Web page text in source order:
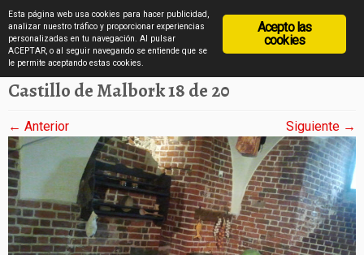
Saltar
al
diarioviajero.es
Inicio » El castillo de Malbork en imágenes
Castillo de Malbork 18 de 20
← Anterior Siguiente →
Acepto las
cookies
Esta página web usa cookies para hacer publicidad,
analizar nuestro tráfico y proporcionar experiencias
personalizadas en tu navegación. Al pulsar
ACEPTAR, o al seguir navegando se entiende que se
le permite aceptando estas cookies.